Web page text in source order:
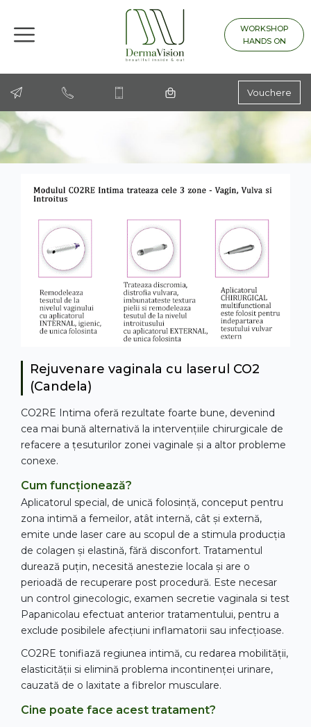
Vouchere
WORKSHOP
HANDS ON
Rejuvenare vaginala cu laserul CO2
(Candela)
CO2RE Intima oferă rezultate foarte bune, devenind
cea mai bună alternativă la intervențiile chirurgicale de
refacere a țesuturilor zonei vaginale și a altor probleme
conexe.
Cum funcționează?
Aplicatorul special, de unică folosință, conceput pentru
zona intimă a femeilor, atât internă, cât și externă,
emite unde laser care au scopul de a stimula producția
de colagen și elastină, fără disconfort. Tratamentul
durează puțin, necesită anestezie locala și are o
perioadă de recuperare post procedură. Este necesar
un control ginecologic, examen secretie vaginala si test
Papanicolau efectuat anterior tratamentului, pentru a
exclude posibilele afecțiuni inflamatorii sau infecțioase.
CO2RE tonifiază regiunea intimă, cu redarea mobilității,
elasticității si elimină problema incontinenței urinare,
cauzată de o laxitate a fibrelor musculare.
Cine poate face acest tratament?